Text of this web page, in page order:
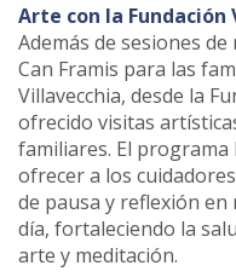
Arte con la Fundación
Además de sesiones
Can Framis para las
Villavecchia, desde la
ofrecido visitas
familiares. El
ofrecer a los
de pausa y reflexión en
día, fortaleciendo la
arte y meditación.